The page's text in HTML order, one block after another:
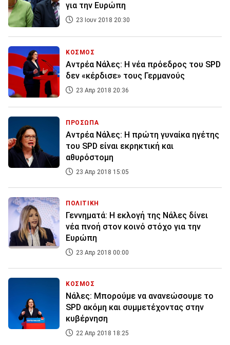
για την Ευρώπη
23 Ιουν 2018 20:30
ΚΟΣΜΟΣ
Αντρέα Νάλες: Η νέα πρόεδρος του SPD
δεν «κέρδισε» τους Γερμανούς
23 Απρ 2018 20:36
ΠΡΟΣΩΠΑ
Αντρέα Νάλες: Η πρώτη γυναίκα ηγέτης
του SPD είναι εκρηκτική και
αθυρόστομη
23 Απρ 2018 15:05
ΠΟΛΙΤΙΚΗ
Γεννηματά: Η εκλογή της Νάλες δίνει
νέα πνοή στον κοινό στόχο για την
Ευρώπη
23 Απρ 2018 00:00
ΚΟΣΜΟΣ
Νάλες: Μπορούμε να ανανεώσουμε το
SPD ακόμη και συμμετέχοντας στην
κυβέρνηση
22 Απρ 2018 18:25